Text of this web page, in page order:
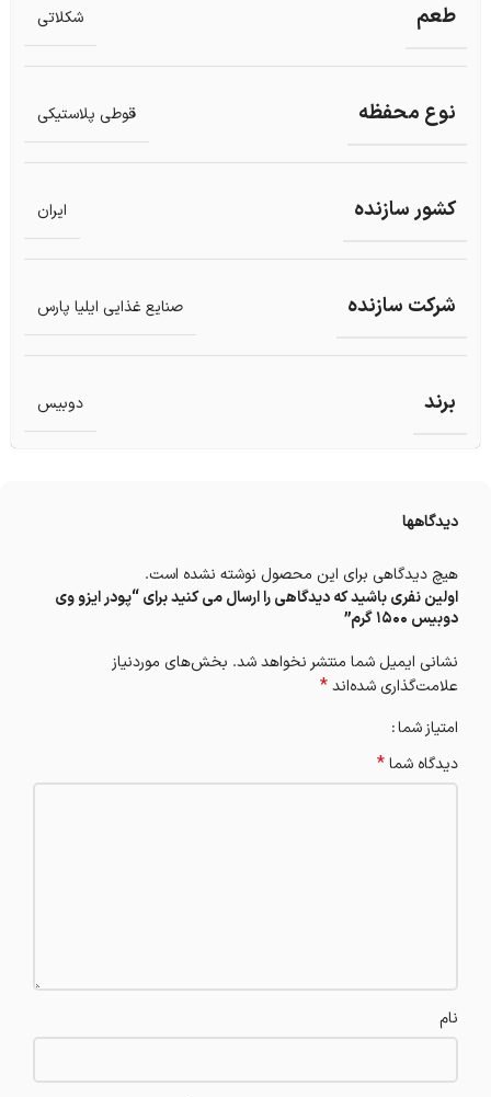
طعم شکلاتی
نوع محفظه قوطی پلاستیکی
کشور سازنده ایران
شرکت سازنده صنایع غذایی ایلیا پارس
برند دوبیس
دیدگاهها
هیچ دیدگاهی برای این محصول نوشته نشده است.
اولین نفری باشید که دیدگاهی را ارسال می کنید برای “پودر ایزو وی
دوبیس 1500 گرم”
نشانی ایمیل شما منتشر نخواهد شد. بخش‌های موردنیاز
علامت‌گذاری شده‌اند*
امتیاز شما
دیدگاه شما*
نام